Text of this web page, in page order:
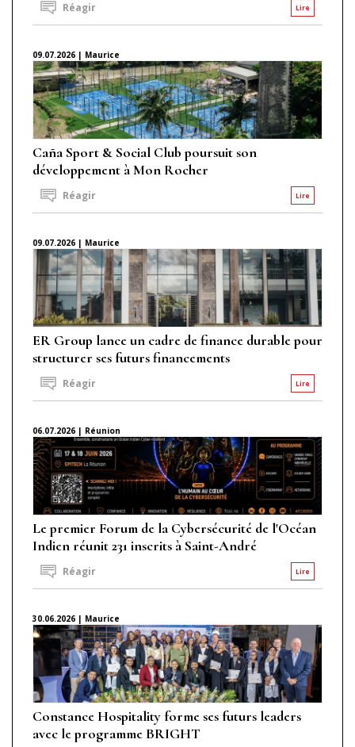
Lire
Réagir
09.07.2026 | Maurice
Caña Sport & Social Club poursuit son
développement à Mon Rocher
Lire
Réagir
09.07.2026 | Maurice
ER Group lance un cadre de finance durable pour
structurer ses futurs financements
Lire
Réagir
06.07.2026 | Réunion
Le premier Forum de la Cybersécurité de l'Océan
Indien réunit 231 inscrits à Saint-André
Lire
Réagir
30.06.2026 | Maurice
Constance Hospitality forme ses futurs leaders
avec le programme BRIGHT